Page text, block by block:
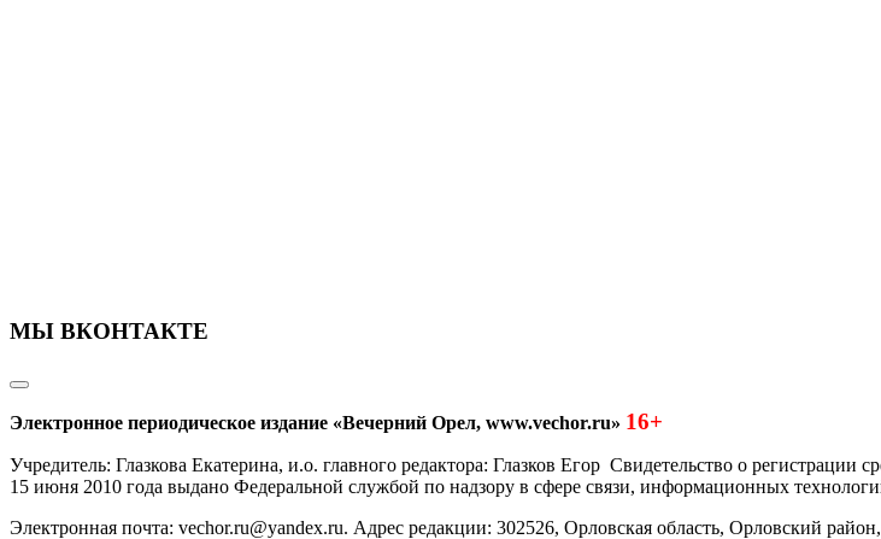
МЫ ВКОНТАКТЕ
Электронное периодическое издание «Вечерний Орел, www.vechor.ru» 16+
Учредитель: Глазкова Екатерина, и.о. главного редактора: Глазков Егор Свидетельство о
15 июня 2010 года выдано Федеральной службой по надзору в сфере связи, информационных
Электронная почта: vechor.ru@yandex.ru. Адрес редакции: 302526, Орловская область, Орловский